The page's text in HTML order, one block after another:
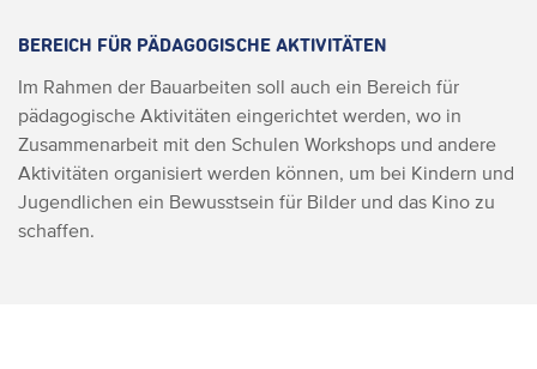
BEREICH FÜR PÄDAGOGISCHE AKTIVITÄTEN
Im Rahmen der Bauarbeiten soll auch ein Bereich für
pädagogische Aktivitäten eingerichtet werden, wo in
Zusammenarbeit mit den Schulen Workshops und andere
Aktivitäten organisiert werden können, um bei Kindern und
Jugendlichen ein Bewusstsein für Bilder und das Kino zu
schaffen.